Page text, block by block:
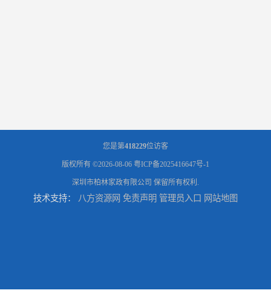
您是第418229位访客
版权所有 ©2026-08-06 粤ICP备2025416647号-1
深圳市柏林家政有限公司 保留所有权利.
技术支持： 八方资源网 免责声明 管理员入口 网站地图